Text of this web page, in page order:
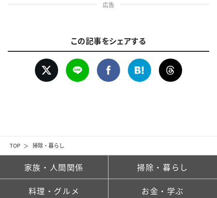
TOP 掃除・暮らし
広告
この記事をシェアする
家族・人間関係 掃除・暮らし
料理・グルメ お金・学ぶ